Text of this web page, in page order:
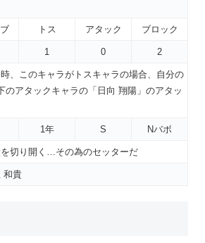
トス アタック ブロック
1 0 2
、このキャラがトスキャラの場合、自分の
のアタックキャラの「日向 翔陽」のアタッ
1年 S Nバボ
切り開く…その為のセッターだ
和貴